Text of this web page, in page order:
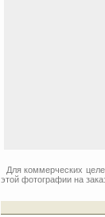
Для коммерческих
этой фотографии на